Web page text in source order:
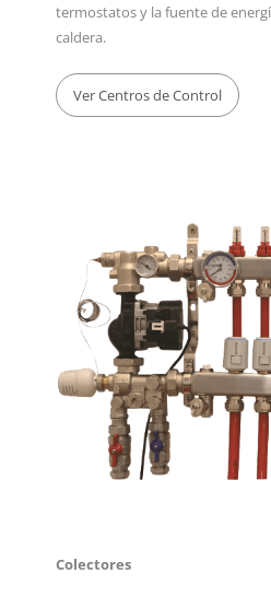
termostatos y la fuente de
caldera.
Ver Centros de Control
Colectores